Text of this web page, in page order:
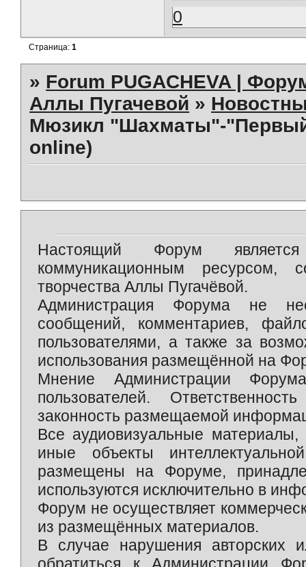
0
Страница:1
» Forum PUGACHEVA |
Аллы Пугачевой »
Мюзикл "Шахматы"-
online)
Настоящий Форум является
коммуникационным ресурсом,
творчества Аллы Пугачёвой.
Администрация Форума не
сообщений, комментариев,
пользователями, а также за
использования размещённой на
Мнение Администрации
пользователей.
законность размещаемой
Все аудиовизуальные
иные объекты
размещены на Форуме,
используются исключительно в
Форум не осуществляет
из размещённых материалов.
В случае нарушения авторских